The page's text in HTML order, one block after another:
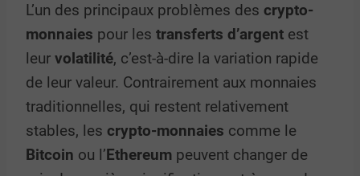
L’un des principaux problèmes des crypto-
monnaies pour les transferts d’argent est
leur volatilité, c’est-à-dire la variation rapide
de leur valeur. Contrairement aux monnaies
traditionnelles, qui restent relativement
stables, les crypto-monnaies comme le
Bitcoin ou l’Ethereum peuvent changer de